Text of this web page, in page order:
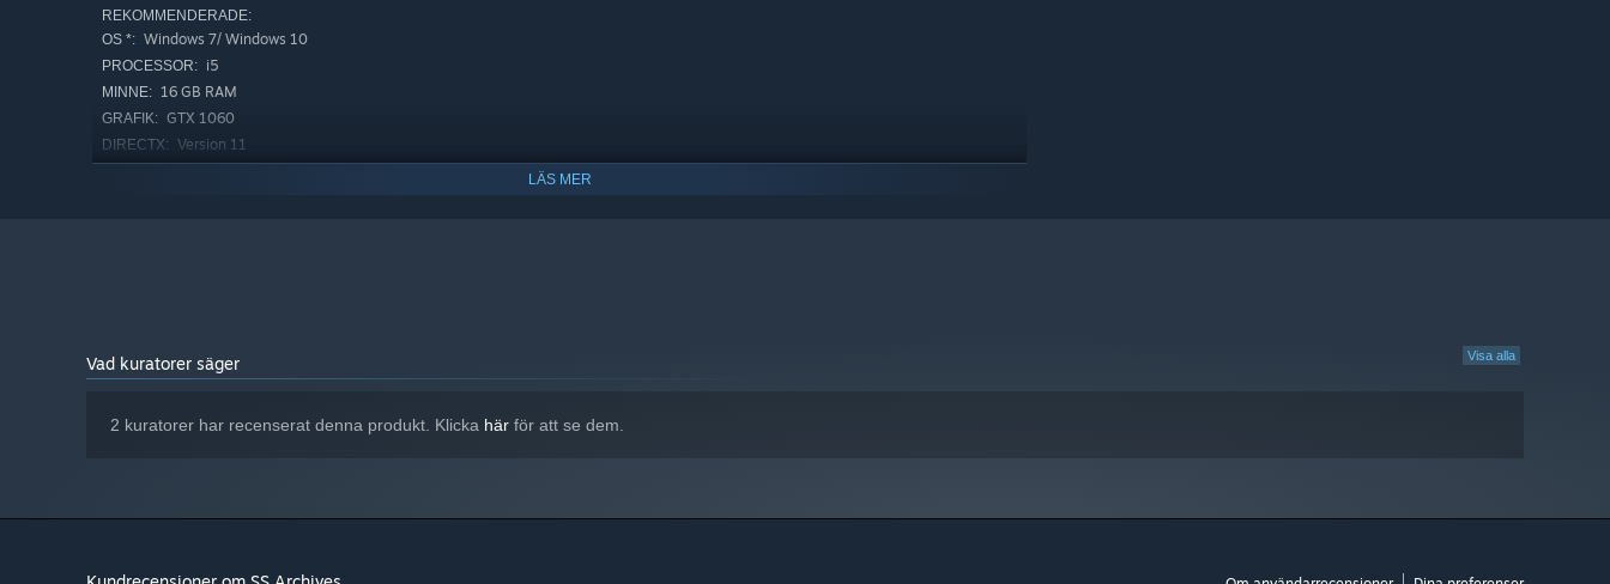
REKOMMENDERADE:
OS *: Windows 7/ Windows 10
PROCESSOR: i5
MINNE: 16 GB RAM
GRAFIK: GTX 1060
DIRECTX: Version 11
LÄS MER
Visa alla
Vad kuratorer säger
2 kuratorer har recenserat denna produkt. Klicka här för att se dem.